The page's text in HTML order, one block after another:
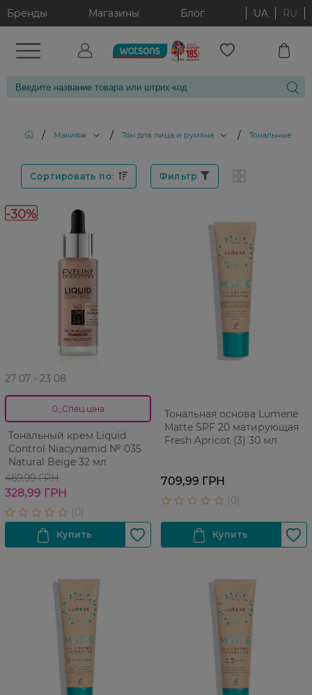
Бренды Магазины Блог UA RU
/ Макияж / Тон для лица и румяна / Тональные
Сортировать по: Фильтр
-30%
27 07 - 23 08
0_Спец.ціна
Тональный крем Liquid
Control Niacynamid № 035
Natural Beige 32 мл
469,99 ГРН
328,99 ГРН
Тональная основа Lumene
Matte SPF 20 матирующая
Fresh Apricot (3) 30 мл
709,99 ГРН